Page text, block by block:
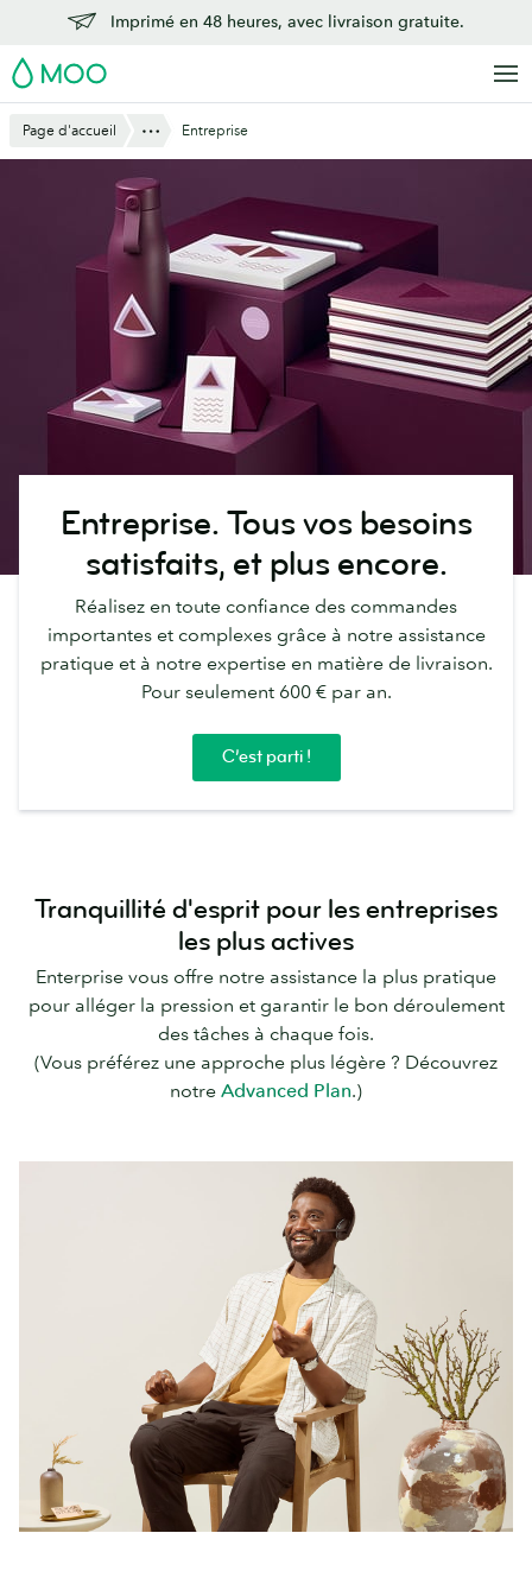
contenu
principal
Imprimé en 48 heures, avec livraison gratuite.
MOO
Page d'accueil Montre Tout
Entreprise
Entreprise.Tous vos besoins
satisfaits, et plus encore.
Réalisez en toute confiance des commandes
importantes et complexes grâce à notre assistance
pratique et à notre expertise en matière de livraison.
Pour seulement 600 € par an.
C’est parti !
Tranquillité d'esprit pour les entreprises
les plus actives
Enterprise vous offre notre assistance la plus pratique
pour alléger la pression et garantir le bon déroulement
des tâches à chaque fois.
(Vous préférez une approche plus légère ? Découvrez
notre Advanced Plan.)